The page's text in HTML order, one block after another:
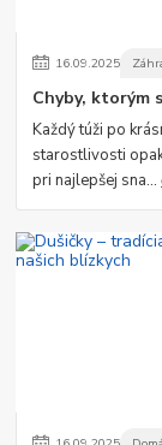
16.09.2025
Chyby,
Každý túži po
starostlivosti
pri najlepšej sna...